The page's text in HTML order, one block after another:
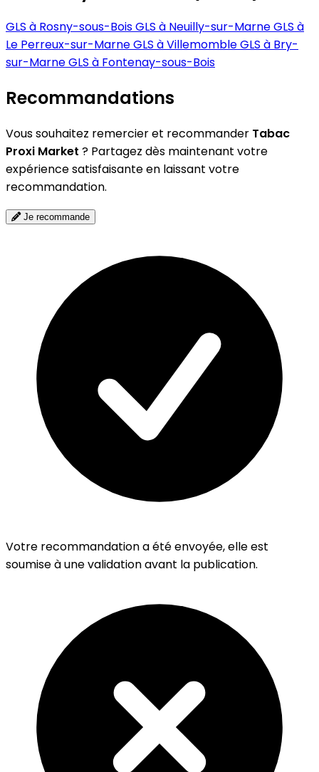
GLS à Rosny-sous-BoisGLS à Neuilly-sur-MarneGLS à
Le Perreux-sur-MarneGLS à VillemombleGLS à Bry-
sur-MarneGLS à Fontenay-sous-Bois
Recommandations
Vous souhaitez remercier et recommander Tabac
Proxi Market ? Partagez dès maintenant votre
expérience satisfaisante en laissant votre
recommandation.
Je recommande
Votre recommandation a été envoyée, elle est
soumise à une validation avant la publication.